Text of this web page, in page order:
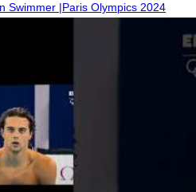
Swimmer |Paris Olympics 2024